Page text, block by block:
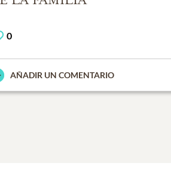
0
AÑADIR UN COMENTARIO